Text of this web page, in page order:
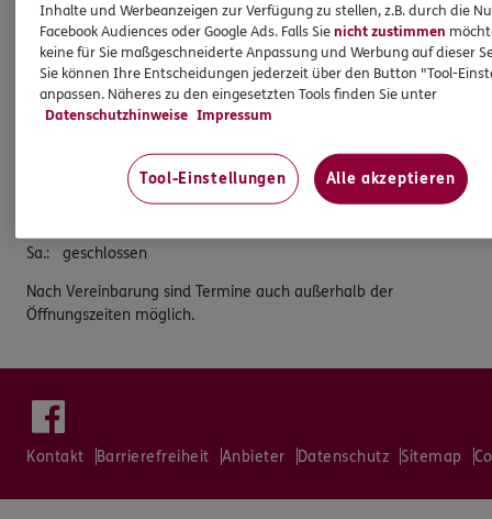
Mobil: 0176/24934702
Fax: 089/889982-85
Öffnungszeiten
08:30 - 15:30
08:30 - 15:30
08:30 - 15:30
Sa.: geschlossen
Nach Vereinbarung sind Termine auch außerhalb der
Öffnungszeiten möglich.
Kontakt Barrierefreiheit Anbieter Datenschutz Sitemap
Inhalte und Werbeanzeigen zur Verfügung zu stellen, z.B. durch die
Facebook Audiences oder Google Ads. Falls Sienicht zustimmen
keine für Sie maßgeschneiderte Anpassung und Werbung auf dieser
Sie können Ihre Entscheidungen jederzeit über den Button "Tool-
anpassen. Näheres zu den eingesetzten Tools finden Sie unter
Datenschutzhinweise Impressum
Tool-Einstellungen Alle akzeptieren